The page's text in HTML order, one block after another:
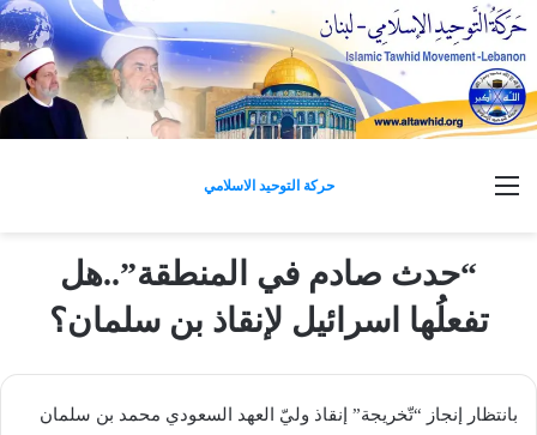
حركة التوحيد الاسلامي
“حدث صادم في المنطقة”..هل
تفعلُها اسرائيل لإنقاذ بن سلمان؟
بانتظار إنجاز “تّخريجة” إنقاذ وليّ العهد السعودي محمد بن سلمان